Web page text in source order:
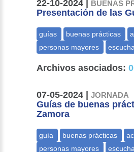
22-10-2024 | BUENAS
Presentación de las
Archivos asociados:
07-05-2024 |JORNADA
Guías de buenas
Zamora